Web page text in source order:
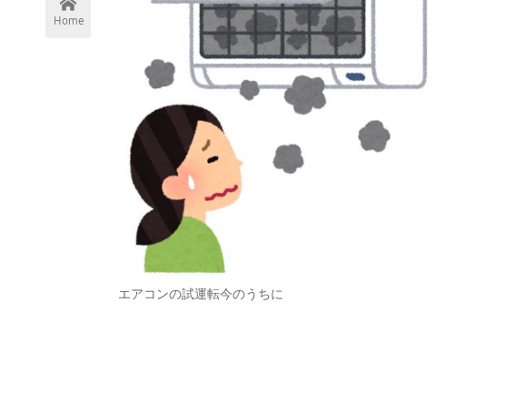
Home
エアコンの試運転今のうちに